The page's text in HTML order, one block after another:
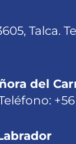
Talca.
del